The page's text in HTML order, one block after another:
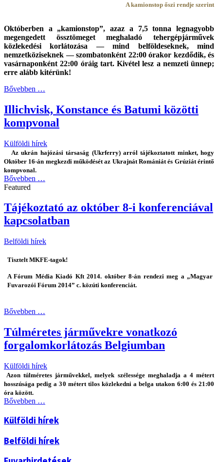
A kamionstop őszi rendje szerint
Októberben a „kamionstop”, azaz a 7,5 tonna legnagyobb
megengedett össztömeget meghaladó tehergépjárművek
közlekedési korlátozása — mind belföldeseknek, mind
nemzetköziseknek — szombatonként 22:00 órakor kezdődik, és
vasárnaponként 22:00 óráig tart. Kivétel lesz a nemzeti ünnep;
erre alább kitérünk!
Bővebben …
Illichvisk, Konstance és Batumi közötti
kompvonal
Külföldi hírek
Az ukrán hajózási társaság (Ukrferry) arról tájékoztatott minket, hogy
Október 16-án megkezdi működését az Ukrajnát Romániát és Grúziát érintő
kompvonal.
Bővebben …
Featured
Tájékoztató az október 8-i konferenciával
kapcsolatban
Belföldi hírek
Tisztelt MKFE-tagok!
A Fórum Média Kiadó Kft 2014. október 8-án rendezi meg a „Magyar
Fuvarozói Fórum 2014” c. közúti konferenciát.
Bővebben …
Túlméretes járművekre vonatkozó
forgalomkorlátozás Belgiumban
Külföldi hírek
Azon túlméretes járművekkel, melyek szélessége meghaladja a 4 métert
hosszúsága pedig a 30 métert tilos közlekedni a belga utakon 6:00 és 21:00
óra között.
Bővebben …
Külföldi hírek
Belföldi hírek